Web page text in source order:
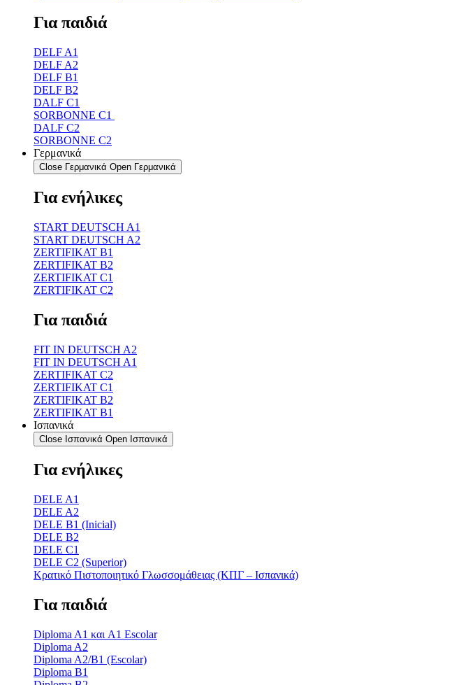
Για παιδιά
DELF A1
DELF A2
DELF B1
DELF B2
DALF C1
SORBONNE C1
DALF C2
SORBONNE C2
Γερμανικά
Close Γερμανικά Open Γερμανικά
Για ενήλικες
START DEUTSCH A1
START DEUTSCH A2
ZERTIFIKAT B1
ZERTIFIKAT B2
ZERTIFIKAT C1
ZERTIFIKAT C2
Για παιδιά
FIT IN DEUTSCH A2
FIT IN DEUTSCH A1
ZERTIFIKAT C2
ZERTIFIKAT C1
ZERTIFIKAT B2
ZERTIFIKAT B1
Ισπανικά
Close Ισπανικά Open Ισπανικά
Για ενήλικες
DELE A1
DELE A2
DELE B1 (Inicial)
DELE B2
DELE C1
DELE C2 (Superior)
Κρατικό Πιστοποιητικό Γλωσσομάθειας (ΚΠΓ – Ισπανικά)
Για παιδιά
Diploma A1 και A1 Escolar
Diploma A2
Diploma A2/B1 (Escolar)
Diploma B1